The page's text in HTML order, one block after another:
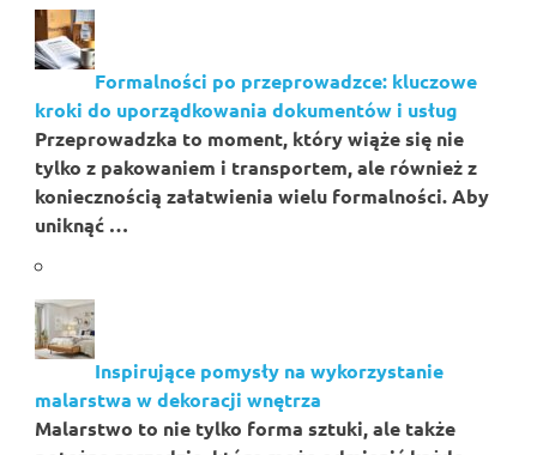
Formalności po przeprowadzce: kluczowe
kroki do uporządkowania dokumentów i usług
Przeprowadzka to moment, który wiąże się nie
tylko z pakowaniem i transportem, ale również z
koniecznością załatwienia wielu formalności. Aby
uniknąć …
Inspirujące pomysły na wykorzystanie
malarstwa w dekoracji wnętrza
Malarstwo to nie tylko forma sztuki, ale także